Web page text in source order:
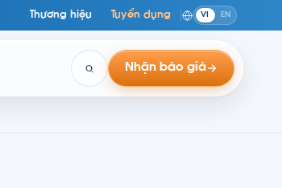
Thương hiệu Tuyển dụng VI EN
Nhận báo giá